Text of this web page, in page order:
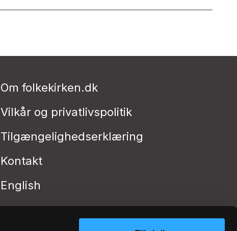
Om folkekirken.dk
Vilkår og privatlivspolitik
Tilgængelighedserklæring
Kontakt
English